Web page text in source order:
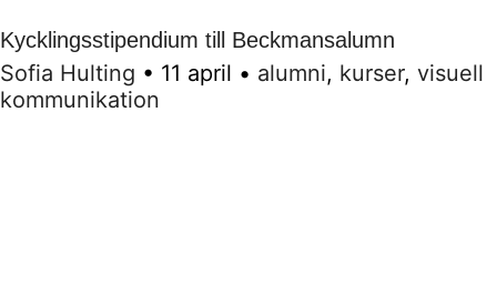
Kycklingsstipendium till Beckmansalumn
Sofia Hulting • 11 april • alumni, kurser, visuell
kommunikation